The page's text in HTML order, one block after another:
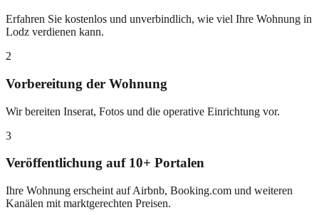
Erfahren Sie kostenlos und unverbindlich, wie viel Ihre Wohnung in
Lodz verdienen kann.
2
Vorbereitung der Wohnung
Wir bereiten Inserat, Fotos und die operative Einrichtung vor.
3
Veröffentlichung auf 10+ Portalen
Ihre Wohnung erscheint auf Airbnb, Booking.com und weiteren
Kanälen mit marktgerechten Preisen.